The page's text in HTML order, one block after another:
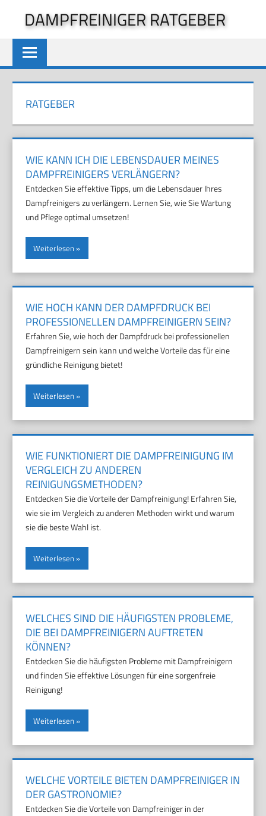
springen
DAMPFREINIGER RATGEBER
RATGEBER
WIE KANN ICH DIE LEBENSDAUER MEINES
DAMPFREINIGERS VERLÄNGERN?
Entdecken Sie effektive Tipps, um die Lebensdauer Ihres
Dampfreinigers zu verlängern. Lernen Sie, wie Sie Wartung
und Pflege optimal umsetzen!
Weiterlesen
WIE HOCH KANN DER DAMPFDRUCK BEI
PROFESSIONELLEN DAMPFREINIGERN SEIN?
Erfahren Sie, wie hoch der Dampfdruck bei professionellen
Dampfreinigern sein kann und welche Vorteile das für eine
gründliche Reinigung bietet!
Weiterlesen
WIE FUNKTIONIERT DIE DAMPFREINIGUNG IM
VERGLEICH ZU ANDEREN
REINIGUNGSMETHODEN?
Entdecken Sie die Vorteile der Dampfreinigung! Erfahren Sie,
wie sie im Vergleich zu anderen Methoden wirkt und warum
sie die beste Wahl ist.
Weiterlesen
WELCHES SIND DIE HÄUFIGSTEN PROBLEME,
DIE BEI DAMPFREINIGERN AUFTRETEN
KÖNNEN?
Entdecken Sie die häufigsten Probleme mit Dampfreinigern
und finden Sie effektive Lösungen für eine sorgenfreie
Reinigung!
Weiterlesen
WELCHE VORTEILE BIETEN DAMPFREINIGER IN
DER GASTRONOMIE?
Entdecken Sie die Vorteile von Dampfreiniger in der